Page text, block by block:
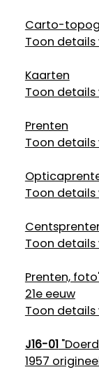
Carto-
Toon details
Kaarten
Toon details
Prenten
Toon details
Toon details
Toon details
Prenten,
21e eeuw
Toon details
J16-01
1957